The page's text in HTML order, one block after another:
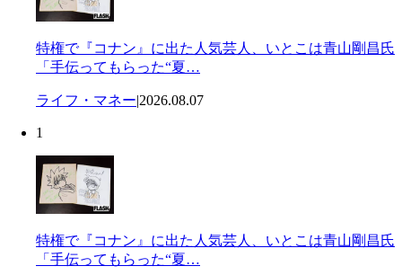
特権で『コナン』に出た人気芸人、いとこは青山剛昌氏
「手伝ってもらった“夏…
ライフ・マネー|2026.08.07
1
特権で『コナン』に出た人気芸人、いとこは青山剛昌氏
「手伝ってもらった“夏…